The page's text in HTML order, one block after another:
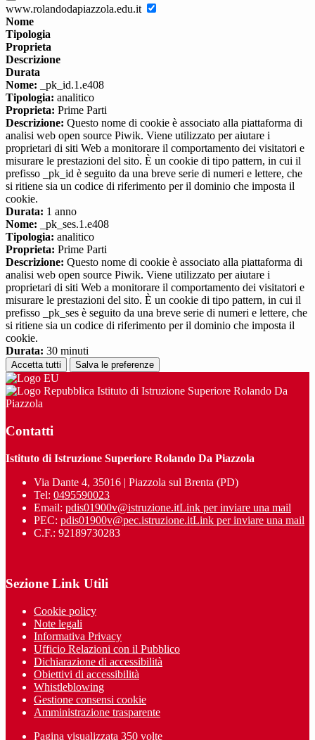
www.rolandodapiazzola.edu.it
Nome
Tipologia
Proprieta
Descrizione
Durata
Nome: _pk_id.1.e408
Tipologia: analitico
Proprieta: Prime Parti
Descrizione: Questo nome di cookie è associato alla piattaforma di
analisi web open source Piwik. Viene utilizzato per aiutare i
proprietari di siti Web a monitorare il comportamento dei visitatori e
misurare le prestazioni del sito. È un cookie di tipo pattern, in cui il
prefisso _pk_id è seguito da una breve serie di numeri e lettere, che
si ritiene sia un codice di riferimento per il dominio che imposta il
cookie.
Durata: 1 anno
Nome: _pk_ses.1.e408
Tipologia: analitico
Proprieta: Prime Parti
Descrizione: Questo nome di cookie è associato alla piattaforma di
analisi web open source Piwik. Viene utilizzato per aiutare i
proprietari di siti Web a monitorare il comportamento dei visitatori e
misurare le prestazioni del sito. È un cookie di tipo pattern, in cui il
prefisso _pk_ses è seguito da una breve serie di numeri e lettere, che
si ritiene sia un codice di riferimento per il dominio che imposta il
cookie.
Durata: 30 minuti
Accetta tutti Salva le preferenze
Istituto di Istruzione Superiore Rolando Da
Piazzola
Contatti
Istituto di Istruzione Superiore Rolando Da Piazzola
Via Dante 4, 35016 | Piazzola sul Brenta (PD)
Tel: 0495590023
Email: pdis01900v@istruzione.itLink per inviare una mail
PEC: pdis01900v@pec.istruzione.itLink per inviare una mail
C.F.: 92189730283
Sezione Link Utili
Cookie policy
Note legali
Informativa Privacy
Ufficio Relazioni con il Pubblico
Dichiarazione di accessibilità
Obiettivi di accessibilità
Whistleblowing
Gestione consensi cookie
Amministrazione trasparente
Pagina visualizzata 350 volte